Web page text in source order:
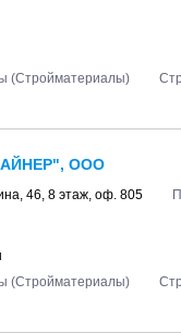
(Стройматериалы)
ООО
46, 8 этаж, оф. 805
(Стройматериалы)